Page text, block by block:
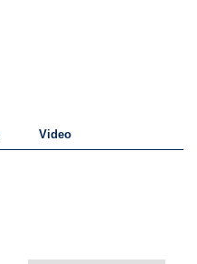
Video